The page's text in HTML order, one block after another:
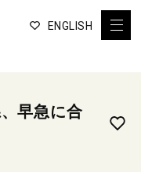
ENGLISH
早急に合